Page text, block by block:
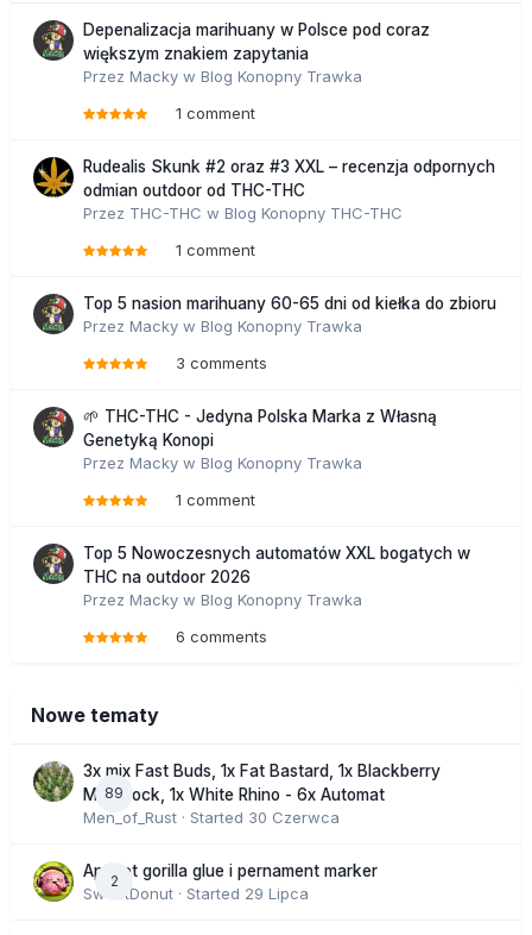
Depenalizacja marihuany w Polsce pod coraz
większym znakiem zapytania
Przez Macky w Blog Konopny Trawka
1 comment
Rudealis Skunk #2 oraz #3 XXL – recenzja odpornych
odmian outdoor od THC-THC
Przez THC-THC w Blog Konopny THC-THC
1 comment
Top 5 nasion marihuany 60-65 dni od kiełka do zbioru
Przez Macky w Blog Konopny Trawka
3 comments
🌱 THC-THC - Jedyna Polska Marka z Własną
Genetyką Konopi
Przez Macky w Blog Konopny Trawka
1 comment
Top 5 Nowoczesnych automatów XXL bogatych w
THC na outdoor 2026
Przez Macky w Blog Konopny Trawka
6 comments
Nowe tematy
89
3x mix Fast Buds, 1x Fat Bastard, 1x Blackberry
Moonrock, 1x White Rhino - 6x Automat
Men_of_Rust · Started 30 Czerwca
2
Apricot gorilla glue i pernament marker
SweetDonut · Started 29 Lipca